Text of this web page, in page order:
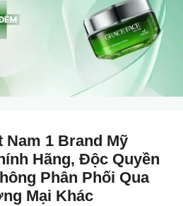
Nam 1 Brand Mỹ
Hãng, Độc Quyền
Phân Phối Qua
Mại Khác